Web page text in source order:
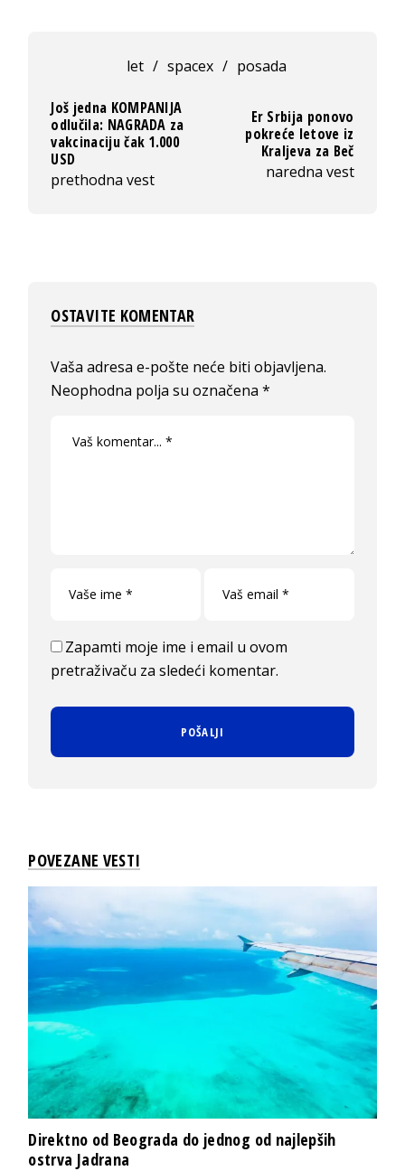
let / spacex / posada
Još jedna KOMPANIJA
odlučila: NAGRADA za
vakcinaciju čak 1.000
USD
prethodna vest
Er Srbija ponovo
pokreće letove iz
Kraljeva za Beč
naredna vest
OSTAVITE KOMENTAR
Vaša adresa e-pošte neće biti objavljena.
Neophodna polja su označena*
Zapamti moje ime i email u ovom
pretraživaču za sledeći komentar.
POVEZANE VESTI
Direktno od Beograda do jednog od najlepših
ostrva Jadrana